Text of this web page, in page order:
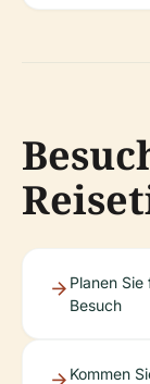
Planen
Besuch
Kommen